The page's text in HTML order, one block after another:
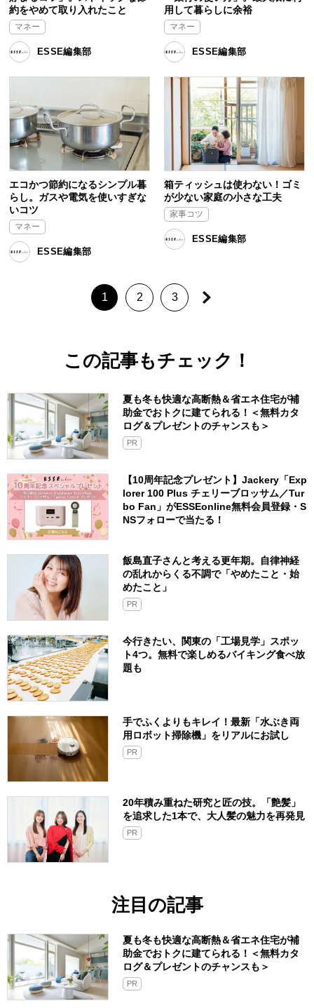
約をやめて取り入れたこと
マネー
ESSE編集部
用して暮らしに余裕
マネー
ESSE編集部
エコかつ節約になるシンプル暮
らし。ガスや電気を使いすぎな
いコツ
マネー
ESSE編集部
箱ティッシュは使わない！ゴミ
が少ない家庭の小さな工夫
家事コツ
ESSE編集部
1 2 3
この記事もチェック！
夏も冬も快適な高断熱＆省エネ住宅が補
助金でおトクに建てられる！＜無料カタ
ログ＆プレゼントのチャンスも＞
PR
【10周年記念プレゼント】Jackery「Exp
lorer 100 Plus チェリーブロッサム／Tur
bo Fan」がESSEonline無料会員登録・S
NSフォローで当たる！
飯島直子さんと考える更年期。自律神経
の乱れからくる不調で「やめたこと・始
めたこと」
PR
今行きたい、関東の「工場見学」スポッ
ト4つ。無料で楽しめるバイキング食べ放
題も
手でふくよりもキレイ！最新「水ぶき両
用ロボット掃除機」をリアルにお試し
PR
20年積み重ねた研究と匠の技。「艶髪」
を追求した1本で、大人髪の魅力を再発見
PR
注目の記事
夏も冬も快適な高断熱＆省エネ住宅が補
助金でおトクに建てられる！＜無料カタ
ログ＆プレゼントのチャンスも＞
PR